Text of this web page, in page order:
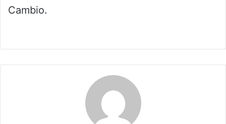
Cambio.